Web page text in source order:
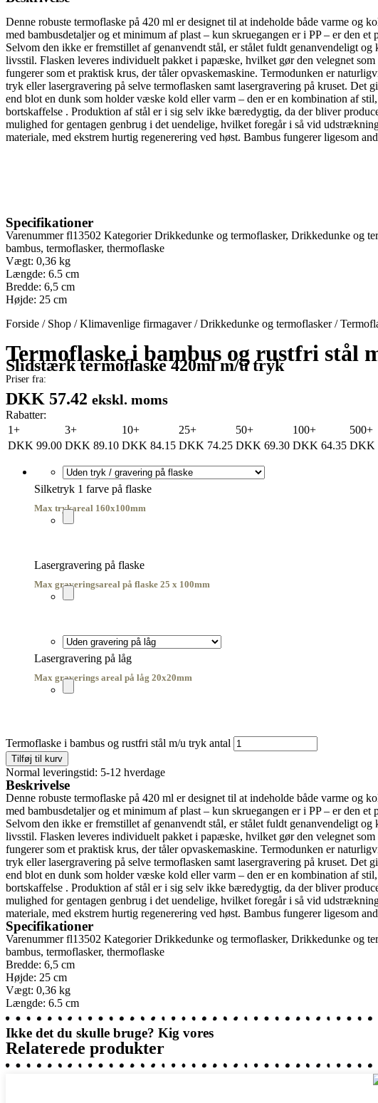
Denne robuste termoflaske på 420 ml er designet til at indeholde både varme
med bambusdetaljer og et minimum af plast – kun skruegangen er i PP – er den
Selvom den ikke er fremstillet af genanvendt stål, er stålet fuldt genanvendeligt
livsstil. Flasken leveres individuelt pakket i papæske, hvilket gør den velegnet
fungerer som et praktisk krus, der tåler opvaskemaskine. Termodunken er
tryk eller lasergravering på selve termoflasken samt lasergravering på kruset.
end blot en dunk som holder væske kold eller varm – den er en kombination af
bortskaffelse . Produktion af stål er i sig selv ikke bæredygtig, da der bliver
mulighed for gentagen genbrug i det uendelige, hvilket foregår i så vid
materiale, med ekstrem hurtig regenerering ved høst. Bambus fungerer ligesom
Specifikationer
Varenummerfl13502 Kategorier Drikkedunke og termoflasker, Drikkedunke og
bambus, termoflasker, thermoflaske
Vægt: 0,36 kg
Længde: 6.5 cm
Bredde: 6,5 cm
Højde: 25 cm
Forside / Shop /Klimavenlige firmagaver/Drikkedunke og termoflasker/
Termoflaske i bambus og rustfri stål
Slidstærk termoflaske 420ml m/u tryk
Priser fra:
DKK 57.42 ekskl. moms
Rabatter:
1+
3+ 10+ 25+ 50+ 100+ 500+
DKK 99.00 DKK 89.10 DKK 84.15 DKK 74.25 DKK 69.30 DKK 64.35 DKK
Silketryk 1 farve på flaske
Max trykareal 160x100mm
Lasergravering på flaske
Max graveringsareal på flaske 25 x 100mm
Lasergravering på låg
Max graverings areal på låg 20x20mm
Termoflaske i bambus og rustfri stål m/u tryk antal
Tilføj til kurv
Normal leveringstid: 5-12 hverdage
Beskrivelse
Denne robuste termoflaske på 420 ml er designet til at indeholde både varme
med bambusdetaljer og et minimum af plast – kun skruegangen er i PP – er den
Selvom den ikke er fremstillet af genanvendt stål, er stålet fuldt genanvendeligt
livsstil. Flasken leveres individuelt pakket i papæske, hvilket gør den velegnet
fungerer som et praktisk krus, der tåler opvaskemaskine. Termodunken er
tryk eller lasergravering på selve termoflasken samt lasergravering på kruset.
end blot en dunk som holder væske kold eller varm – den er en kombination af
bortskaffelse . Produktion af stål er i sig selv ikke bæredygtig, da der bliver
mulighed for gentagen genbrug i det uendelige, hvilket foregår i så vid
materiale, med ekstrem hurtig regenerering ved høst. Bambus fungerer ligesom
Specifikationer
Varenummerfl13502 Kategorier Drikkedunke og termoflasker, Drikkedunke og
bambus, termoflasker, thermoflaske
Bredde: 6,5 cm
Højde: 25 cm
Vægt: 0,36 kg
Længde: 6.5 cm
Ikke det du skulle bruge? Kig vores
Relaterede produkter